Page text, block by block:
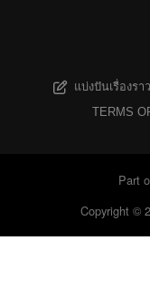
แบ่งปันเรื่องรา
TERMS
Part
Copyright ©